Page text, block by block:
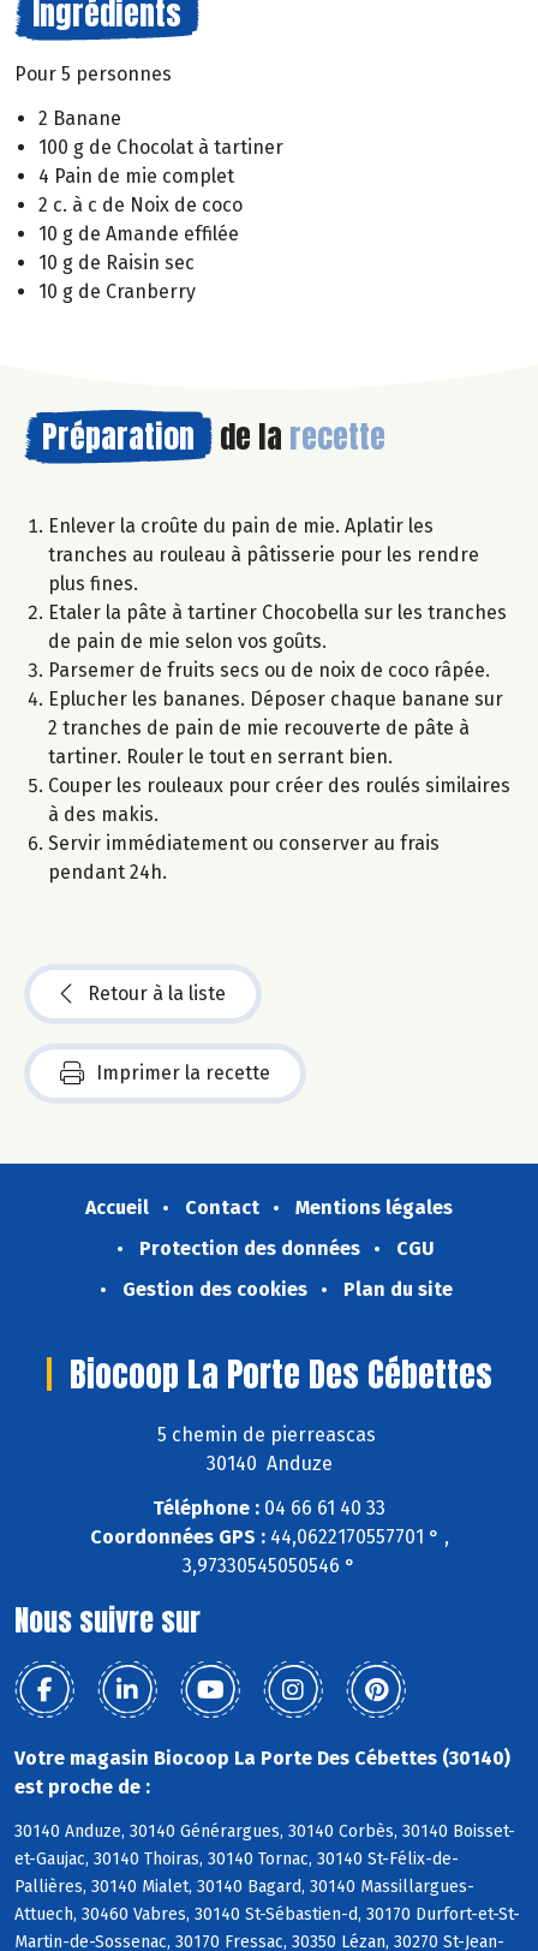
Ingrédients
Pour 5 personnes
2 Banane
100 g de Chocolat à tartiner
4 Pain de mie complet
2 c. à c de Noix de coco
10 g de Amande effilée
10 g de Raisin sec
10 g de Cranberry
Préparation de la recette
Enlever la croûte du pain de mie. Aplatir les
tranches au rouleau à pâtisserie pour les rendre
plus fines.
Etaler la pâte à tartiner Chocobella sur les tranches
de pain de mie selon vos goûts.
Parsemer de fruits secs ou de noix de coco râpée.
Eplucher les bananes. Déposer chaque banane sur
2 tranches de pain de mie recouverte de pâte à
tartiner. Rouler le tout en serrant bien.
Couper les rouleaux pour créer des roulés similaires
à des makis.
Servir immédiatement ou conserver au frais
pendant 24h.
Retour à la liste
Imprimer la recette
Accueil Contact
Mentions légales
Protection des données
CGU
Gestion des cookies
Plan du site
Biocoop La Porte Des Cébettes
5 chemin de pierreascas
30140 Anduze
Téléphone : 04 66 61 40 33
Coordonnées GPS :44,0622170557701 ° ,
3,97330545050546 °
Nous suivre sur
Votre magasin Biocoop La Porte Des Cébettes (30140)
est proche de :
30140 Anduze, 30140 Générargues, 30140 Corbès, 30140 Boisset-
et-Gaujac, 30140 Thoiras, 30140 Tornac, 30140 St-Félix-de-
Pallières, 30140 Mialet, 30140 Bagard, 30140 Massillargues-
Attuech, 30460 Vabres, 30140 St-Sébastien-d, 30170 Durfort-et-St-
Martin-de-Sossenac, 30170 Fressac, 30350 Lézan, 30270 St-Jean-